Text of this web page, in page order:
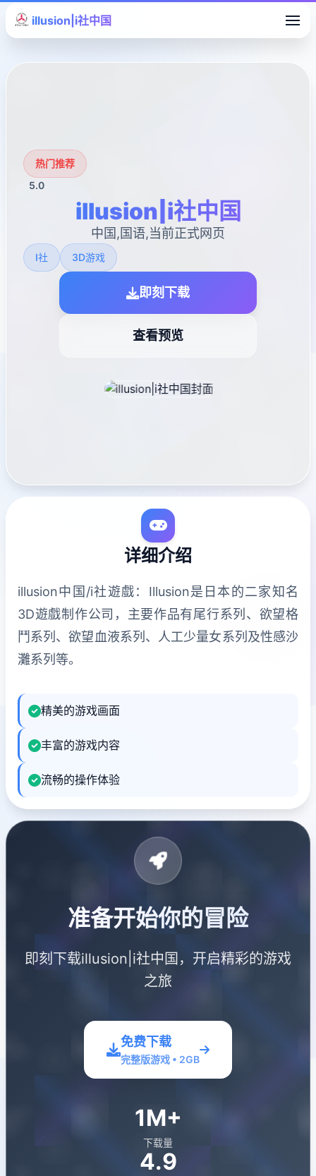
illusion|i社中国
热门推荐
5.0
illusion|i社中国
中国,国语,当前正式网页
I社 3D游戏
即刻下载
查看预览
详细介绍
illusion中国/i社遊戲：Illusion是日本的二家知名
3D遊戲制作公司，主要作品有尾行系列、欲望格
鬥系列、欲望血液系列、人工少量女系列及性感沙
灘系列等。
精美的游戏画面
丰富的游戏内容
流畅的操作体验
准备开始你的冒险
即刻下载illusion|i社中国，开启精彩的游戏
之旅
免费下载
完整版游戏 • 2GB
1M+
下载量
4.9